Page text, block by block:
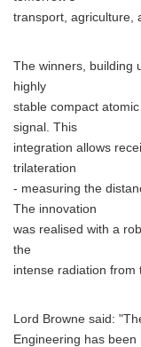
transport, agriculture,
The winners, building
highly
stable compact
signal. This
integration allows
trilateration
- measuring the
The innovation
was realised with a
the
intense radiation from
Lord Browne said:
Engineering has been